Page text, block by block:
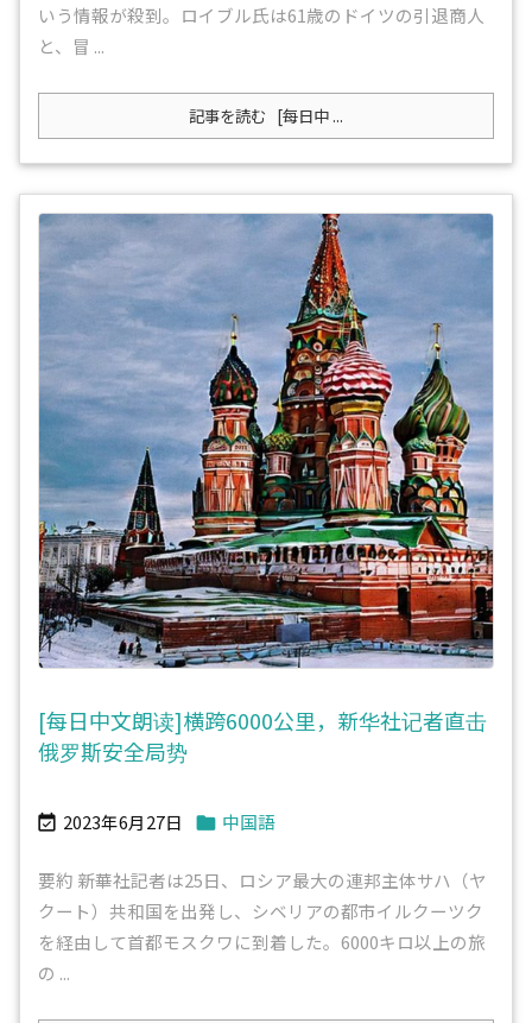
いう情報が殺到。ロイブル氏は61歳のドイツの引退商人
と、冒 ...
記事を読む [每日中 ...
[每日中文朗读]横跨6000公里，新华社记者直击
俄罗斯安全局势
 2023年6月27日  中国語
要約 新華社記者は25日、ロシア最大の連邦主体サハ（ヤ
クート）共和国を出発し、シベリアの都市イルクーツク
を経由して首都モスクワに到着した。6000キロ以上の旅
の ...